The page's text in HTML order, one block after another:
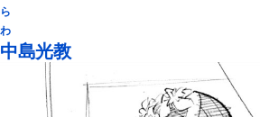
ら
わ
中島光教